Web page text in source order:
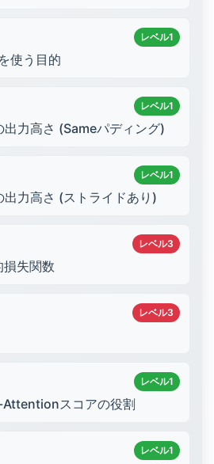
レベル1
使う目的
レベル1
力高さ (Sameパディング)
レベル1
力高さ (ストライドあり)
レベル3
失関数
レベル3
レベル1
スコアの役割
レベル1